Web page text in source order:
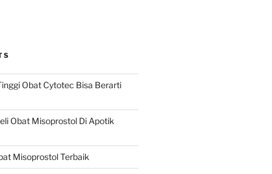
Obat Cytotec Bisa Berarti
Obat Misoprostol Di Apotik
Misoprostol Terbaik